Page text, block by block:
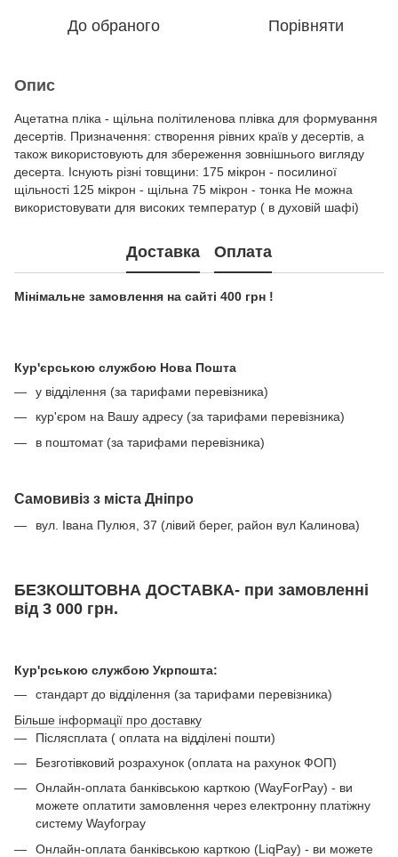
До обраного Порівняти
Опис
Ацетатна пліка - щільна політиленова плівка для формування
десертів. Призначення: створення рівних країв у десертів, а
також використовують для збереження зовнішнього вигляду
десерта. Існують різні товщини: 175 мікрон - посилиної
щільності 125 мікрон - щільна 75 мікрон - тонка Не можна
використовувати для високих температур ( в духовій шафі)
Доставка Оплата
Мінімальне замовлення на сайті 400 грн !
Кур'єрською службою Нова Пошта
у відділення (за тарифами перевізника)
кур'єром на Вашу адресу (за тарифами перевізника)
в поштомат (за тарифами перевізника)
Самовивіз з міста Дніпро
вул. Івана Пулюя, 37 (лівий берег, район вул Калинова)
БЕЗКОШТОВНА ДОСТАВКА- при замовленні
від 3 000 грн.
Кур'рською службою Укрпошта:
стандарт до відділення (за тарифами перевізника)
Більше інформації про доставку
Післясплата ( оплата на відділені пошти)
Безготівковий розрахунок (оплата на рахунок ФОП)
Онлайн-оплата банківською карткою (WayForPay) - ви
можете оплатити замовлення через електронну платіжну
систему Wayforpay
Онлайн-оплата банківською карткою (LiqPay) - ви можете